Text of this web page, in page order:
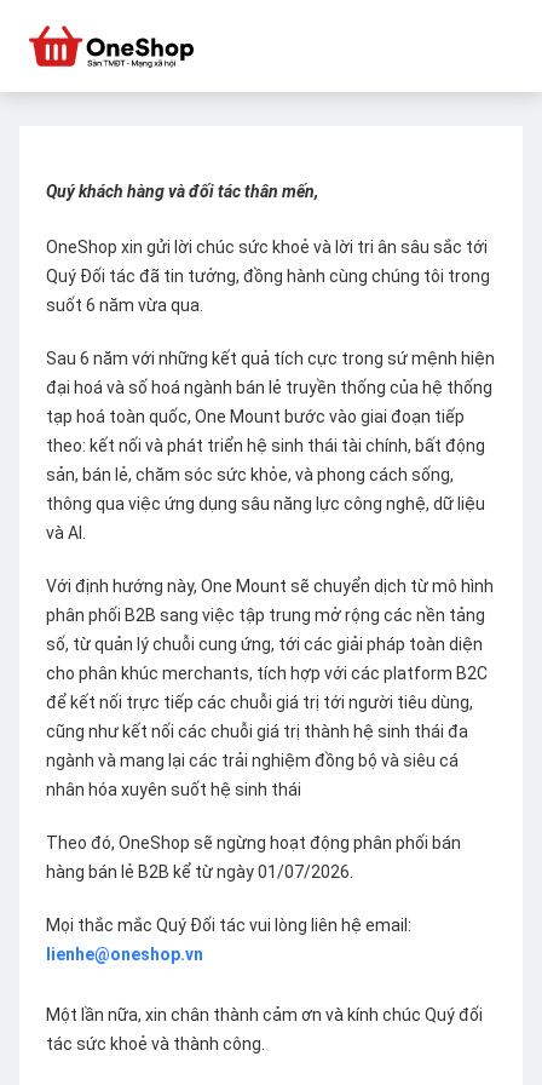
Quý khách hàng và đối tác thân mến,
OneShop xin gửi lời chúc sức khoẻ và lời tri ân sâu sắc tới
Quý Đối tác đã tin tưởng, đồng hành cùng chúng tôi trong
suốt 6 năm vừa qua.
Sau 6 năm với những kết quả tích cực trong sứ mệnh hiện
đại hoá và số hoá ngành bán lẻ truyền thống của hệ thống
tạp hoá toàn quốc, One Mount bước vào giai đoạn tiếp
theo: kết nối và phát triển hệ sinh thái tài chính, bất động
sản, bán lẻ, chăm sóc sức khỏe, và phong cách sống,
thông qua việc ứng dụng sâu năng lực công nghệ, dữ liệu
và AI.
Với định hướng này, One Mount sẽ chuyển dịch từ mô hình
phân phối B2B sang việc tập trung mở rộng các nền tảng
số, từ quản lý chuỗi cung ứng, tới các giải pháp toàn diện
cho phân khúc merchants, tích hợp với các platform B2C
để kết nối trực tiếp các chuỗi giá trị tới người tiêu dùng,
cũng như kết nối các chuỗi giá trị thành hệ sinh thái đa
ngành và mang lại các trải nghiệm đồng bộ và siêu cá
nhân hóa xuyên suốt hệ sinh thái
Theo đó, OneShop sẽ ngừng hoạt động phân phối bán
hàng bán lẻ B2B kể từ ngày 01/07/2026.
Mọi thắc mắc Quý Đối tác vui lòng liên hệ email:
lienhe@oneshop.vn
Một lần nữa, xin chân thành cảm ơn và kính chúc Quý đối
tác sức khoẻ và thành công.